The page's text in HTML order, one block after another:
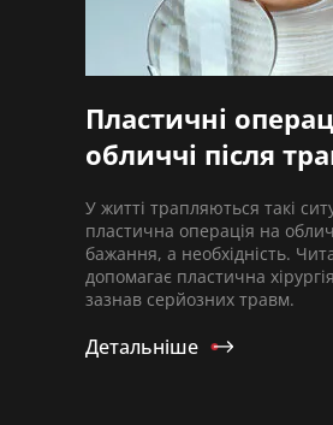
Пластичні
обличчі після
У житті трапляються такі
пластична операція на
бажання, а необхідність.
допомагає пластична
зазнав серйозних травм.
Детальніше